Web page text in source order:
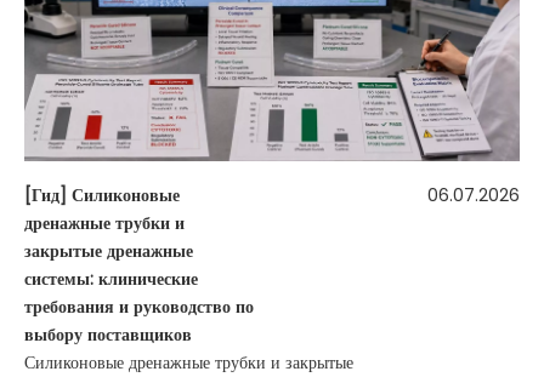
[Гид] Силиконовые
дренажные трубки и
закрытые дренажные
системы: клинические
требования и руководство по
выбору поставщиков
Силиконовые дренажные трубки и закрытые
06.07.2026